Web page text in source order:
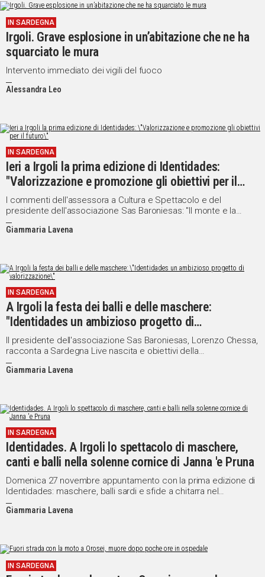
IN SARDEGNA
Irgoli. Grave esplosione in un’abitazione che ne ha
squarciato le mura
Intervento immediato dei vigili del fuoco
Alessandra Leo
IN SARDEGNA
Ieri a Irgoli la prima edizione di Identidades:
"Valorizzazione e promozione gli obiettivi per il
futuro"
I commenti dell'assessora a Cultura e Spettacolo e del
presidente dell'associazione Sas Baroniesas: "Il monte e la
nostra area archeologica rappresentano una ricchezza da
promuovere in tutto il territorio isolano. Puntiamo a farlo
Giammaria Lavena
IN SARDEGNA
A Irgoli la festa dei balli e delle maschere:
"Identidades un ambizioso progetto di
valorizzazione"
Il presidente dell'associazione Sas Baroniesas, Lorenzo Chessa,
racconta a Sardegna Live nascita e obiettivi della
manifestazione: "Puntiamo alla valorizzazione del monte e della
sua area archeologica. Può diventare un importante
Giammaria Lavena
IN SARDEGNA
Identidades. A Irgoli lo spettacolo di maschere,
canti e balli nella solenne cornice di Janna 'e Pruna
Domenica 27 novembre appuntamento con la prima edizione di
Identidades: maschere, balli sardi e sfide a chitarra nel
suggestivo territorio del Complesso Nuragico Janna ‘e Pruna.
Ecco il programma
Giammaria Lavena
IN SARDEGNA